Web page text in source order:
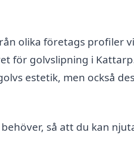
olika företags profiler
för golvslipning i
estetik, men också
så att du kan